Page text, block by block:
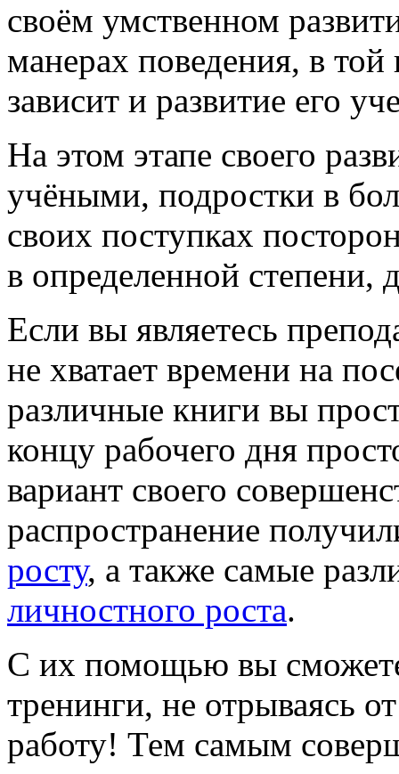
своём умственном
манерах поведения, в
зависит и развитие его
На этом этапе своего
учёными, подростки в
своих поступках
в определенной степени,
Если вы являетесь
не хватает времени на
различные книги вы
концу рабочего дня
вариант своего
распространение
росту, а также самые
личностного роста.
С их помощью вы
тренинги, не отрываясь
работу! Тем самым